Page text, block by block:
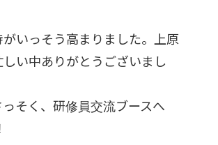
がいっそう高まりました。上原
しい中ありがとうございまし
っそく、研修員交流ブースへ